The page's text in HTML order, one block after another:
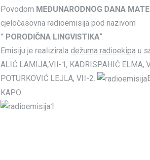
Povodom MEĐUNARODNOG DANA
cjeločasovna radioemisija pod nazivom
” PORODIČNA LINGVISTIKA“.
Emisiju je realizirala dežurna radioekipa u
ALIĆ LAMIJA,VII-1, KADRISPAHIĆ ELMA,
POTURKOVIĆ LEJLA, VII-2.
KAPO.